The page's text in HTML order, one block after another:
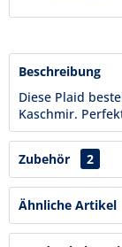
Beschreibung
Diese Plaid
Kaschmir.
Zubehör 2
Ähnliche Artikel